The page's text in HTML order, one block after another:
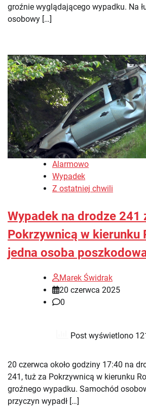
groźnie wyglądającego wypadku. Na
osobowy […]
Alarmowo
Wypadek
Z ostatniej chwili
Wypadek na drodze 241
Pokrzywnicą w kierunku
jedna osoba
Marek Świdrak
20 czerwca 2025
0
Post wyświetlono
20 czerwca około godziny 17:40 na
241, tuż za Pokrzywnicą w kierunku
groźnego wypadku. Samochód
przyczyn wypadł […]